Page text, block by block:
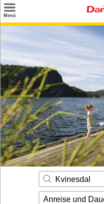
Menü
Weitere Urlaubsziele
Angebote
Inspiration
Kontakt
Gut zu wissen
Login
Kvinesdal
Anreise und